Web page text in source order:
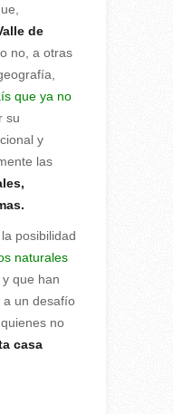
de
no, a otras
que ya no
su
y
las
posibilidad
naturales
y que han
a un desafío
no
casa